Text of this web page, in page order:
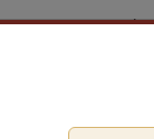
място при t